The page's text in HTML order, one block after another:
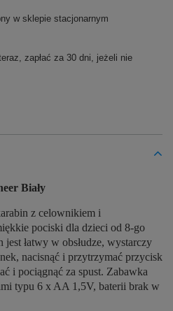
w sklepie stacjonarnym
zapłać za 30 dni, jeżeli nie
Biały
z celownikiem i
pociski dla dzieci od 8-go
łatwy w obsłudze, wystarczy
nacisnąć i przytrzymać przycisk
i pociągnąć za spust. Zabawka
typu 6 x AA 1,5V, baterii brak w